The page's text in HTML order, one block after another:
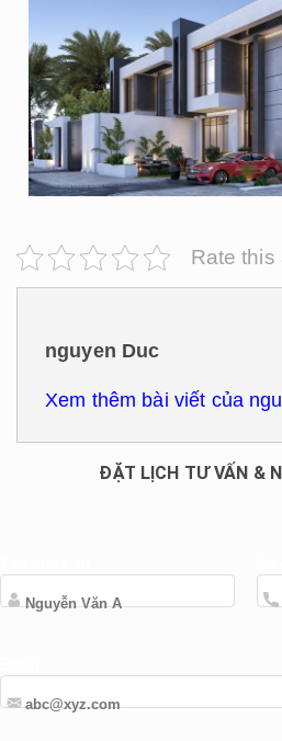
Rate this
nguyen Duc
Xem thêm bài viết của
ĐẶT LỊCH TƯ VẤN &